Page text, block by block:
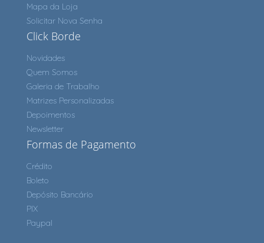
Mapa da Loja
Solicitar Nova Senha
Click Borde
Novidades
Quem Somos
Galeria de Trabalho
Matrizes Personalizadas
Depoimentos
Newsletter
Formas de Pagamento
Crédito
Boleto
Depósito Bancário
PIX
Paypal